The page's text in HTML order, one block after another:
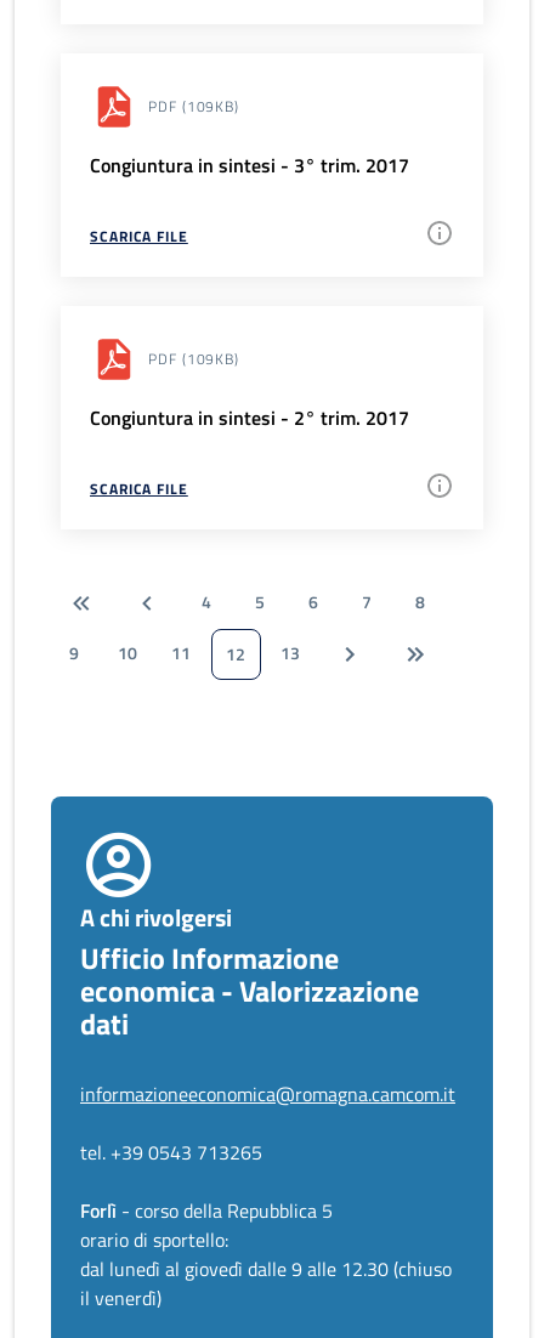
PDF (109KB)
Congiuntura in sintesi - 3° trim. 2017
SCARICA FILE
PDF (109KB)
Congiuntura in sintesi - 2° trim. 2017
SCARICA FILE
4 5 6 7
8
9
10 11 12 13
A chi rivolgersi
Ufficio Informazione
economica - Valorizzazione
dati
informazioneeconomica@romagna.camcom.it
tel. +39 0543 713265
Forlì - corso della Repubblica 5
orario di sportello:
dal lunedì al giovedì dalle 9 alle 12.30 (chiuso
il venerdì)